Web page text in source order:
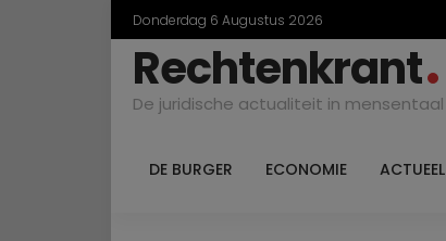
Donderdag 6 Augustus 2026
Rechtenkrant
De juridische actualiteit in mensentaal
DE BURGER ECONOMIE ACTUEEL